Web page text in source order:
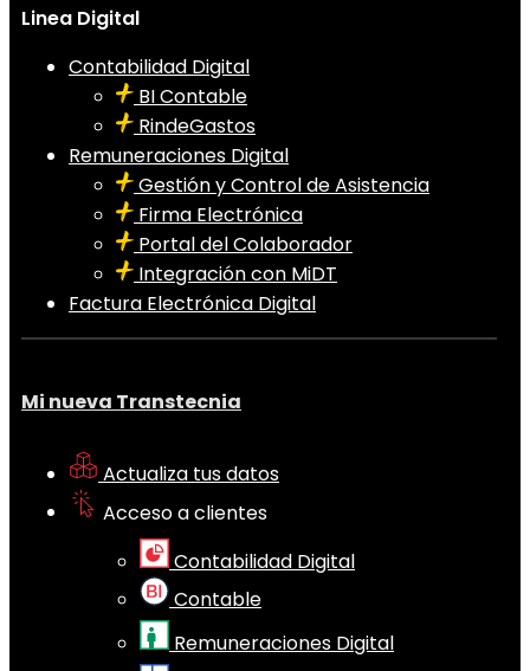
Linea Digital
Contabilidad Digital
BI Contable
RindeGastos
Remuneraciones Digital
Gestión y Control de Asistencia
Firma Electrónica
Portal del Colaborador
Integración con MiDT
Factura Electrónica Digital
Mi nueva Transtecnia
Actualiza tus datos
Acceso a clientes
Contabilidad Digital
Contable
Remuneraciones Digital